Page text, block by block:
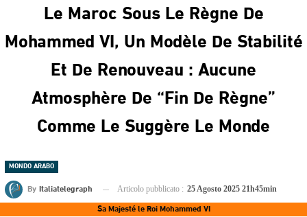
Le Maroc Sous Le Règne De
Mohammed VI, Un Modèle De Stabilité
Et De Renouveau : Aucune
Atmosphère De “fin De Règne”
Comme Le Suggère Le Monde
MONDO ARABO
By Italiatelegraph Articolo pubblicato : 25 Agosto 2025 21h45min
Sa Majesté le Roi Mohammed VI